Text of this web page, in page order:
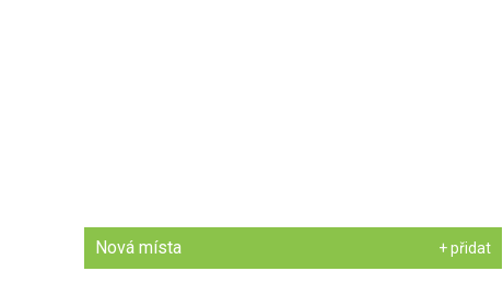
Nová místa + přidat